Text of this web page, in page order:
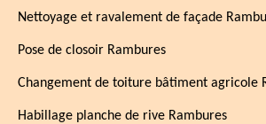
Nettoyage et ravalement de façade
Pose de closoir Rambures
Changement de toiture bâtiment agricole
Habillage planche de rive Rambures